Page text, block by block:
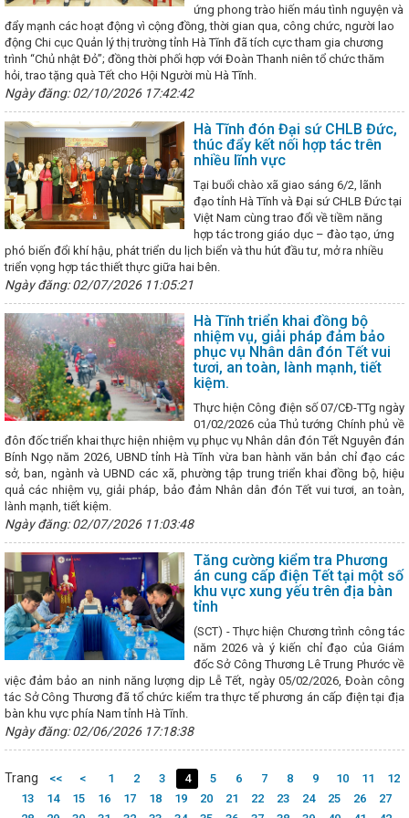
ban hành Chỉ thị về việc tiếp tục tăng cường công tác quản lý,
soát đặc biệt và các hóa chất nguy hiểm khác trong lĩnh vực công
công nghiệp nông thôn Hà Tĩnh thực hiện chuyển đổi số
Chúc
Ngày Doanh nhân Việt Nam (13/10)
Bộ trưởng Bộ Công
Chính phủ về Thương mại với Hoa Kỳ Nguyễn Hồng Diên tiếp Ngài
toàn quyền Hợp chúng quốc Hoa Kỳ tại Việt Nam
Thứ trưởng Nguyễn Hoàng Long trong khuôn khổ chuyến thăm cấp
của Tổng Bí thư Tô Lâm
Hôm nay Quốc hội thảo luận về
Hà Tĩnh có 9 sản phẩm đạt Ocop 4 sao năm 2025
Ban Thường vụ Đảng ủy UBND tỉnh
Hà Tĩnh hoàn thành sơ kết
bộ cấp huyện và tương đương
“Thương hiệu Quốc gia Việt
là Chủ đề cho ngày Thương hiệu Quốc gia năm 2024
Công
chức tiếp nhận Phó Chủ tịch Công đoàn ngành
Hội nghị tổng
khai nhiệm vụ 2026 của Đảng bộ Bộ Công Thương
Bộ Công
pháp hỗ trợ doanh nghiệp, đảm bảo cung ứng điện và xăng dầu
Lan tỏa niềm tin thực hiện thắng lợi các quyết sách chiến lược
nghiệp trong vấn đề xuất khẩu qua thương mại điện tử xuyên
trang trọng Lễ Kỷ niệm 260 năm Ngày sinh Đại thi hào Nguyễn Du
tổ chức chương trình workshop Trang điểm “Đánh thức vẻ đẹp
Việt Nam 20/10
81 năm xây dựng, chiến đấu và trưởng thành
Nam
Hội nghị BCH đánh giá kết quả hoạt động quý I, triển khai
động Tháng công nhân năm 2024
THÔNG BÁO TỔ CHỨC LỄ HỘI
HÀ TĨNH NĂM 2024
Phấn đấu chỉ số sản xuất công nghiệp Hà
CHÀO MỪNG 74 NĂM NGÀY TRUYỀN THỐNG NGÀNH CÔNG
14/5/2025)
Chủ tịch Quốc hội: Hoàn thành vị trí việc làm để cải
nổi các hoạt động kỷ niệm Ngày Phụ nữ Việt Nam 20/10 tại các
dựng thương hiệu, nhãn hiệu sản phẩm công nghiệp nông thôn;
chính sách về phát triển công nghiệp
Tập đoàn Vingroup hỗ
với trang thiết bị hiện đại
Bộ trưởng Nguyễn Hồng Diên báo
Luật Điện lực (sửa đổi)
quán triệt, triển khai Nghị quyết số 66 và Nghị quyết số 68
nghiệp Hà Tĩnh tại Hội nghị kết nối giao thương giữa doanh nghiệp 6
Việt Nam với doanh nghiệp xuất, nhập khẩu nước CHDCND Lào và
Công điện ứng phó với mưa lớn, áp thấp khả năng mạnh lên thành
2025/TT-BCT ngày 13/5/2025 của Bộ trưởng Bộ Công Thương quy
hoạch quản lý rủi ro trong khai thác khoáng sản
Tập trung hoàn
đơn giản hóa thủ tục hành chính, điều kiện kinh doanh
trực tuyến
AI đã “rất thật” ở Hà Tĩnh
Hà Tĩnh thành lập Cụm
với quy mô 40ha, vốn đầu tư hơn 200 tỷ đồng
Bộ Công
dân tổ chức Lễ khai trương chuyên trang Thương hiệu quốc gia Việt
số, Hà Tĩnh nâng cao chất lượng dịch vụ công trực tuyến
Sau
Việt Nam đều sở hữu một Sổ sức khoẻ điện tử trên ứng dụng
đạt tiến bộ tích cực khi kết thúc vòng đàm phán lần thứ 2 Hiệp định
đối ứng
Hội nghị Hội đồng Cộng đồng kinh tế ASEAN lần thứ 25
theo chỉ đạo của Chính phủ trong thực hiện Đề án 06
Kết nối
tế
Thành lập cụm công nghiệp thứ 3 trong năm 2025 trên địa
hoạt động hợp tác đào tạo và phát triển nguồn nhân lực chất
Thương
Sở Công Thương kiểm tra công tác chuẩn bị đóng điện
ứng phong trào hiến máu tình nguyện và
đẩy mạnh các hoạt động vì cộng đồng, thời gian qua, công chức, người lao
động Chi cục Quản lý thị trường tỉnh Hà Tĩnh đã tích cực tham gia chương
trình “Chủ nhật Đỏ”; đồng thời phối hợp với Đoàn Thanh niên tổ chức thăm
hỏi, trao tặng quà Tết cho Hội Người mù Hà Tĩnh.
Ngày đăng: 02/10/2026 17:42:42
Hà Tĩnh đón Đại sứ CHLB Đức,
thúc đẩy kết nối hợp tác trên
nhiều lĩnh vực
Tại buổi chào xã giao sáng 6/2, lãnh
đạo tỉnh Hà Tĩnh và Đại sứ CHLB Đức tại
Việt Nam cùng trao đổi về tiềm năng
hợp tác trong giáo dục – đào tạo, ứng
phó biến đổi khí hậu, phát triển du lịch biển và thu hút đầu tư, mở ra nhiều
triển vọng hợp tác thiết thực giữa hai bên.
Ngày đăng: 02/07/2026 11:05:21
Hà Tĩnh triển khai đồng bộ
nhiệm vụ, giải pháp đảm bảo
phục vụ Nhân dân đón Tết vui
tươi, an toàn, lành mạnh, tiết
kiệm.
Thực hiện Công điện số 07/CĐ-TTg ngày
01/02/2026 của Thủ tướng Chính phủ về
đôn đốc triển khai thực hiện nhiệm vụ phục vụ Nhân dân đón Tết Nguyên đán
Bính Ngọ năm 2026, UBND tỉnh Hà Tĩnh vừa ban hành văn bản chỉ đạo các
sở, ban, ngành và UBND các xã, phường tập trung triển khai đồng bộ, hiệu
quả các nhiệm vụ, giải pháp, bảo đảm Nhân dân đón Tết vui tươi, an toàn,
lành mạnh, tiết kiệm.
Ngày đăng: 02/07/2026 11:03:48
Tăng cường kiểm tra Phương
án cung cấp điện Tết tại một số
khu vực xung yếu trên địa bàn
tỉnh
(SCT) - Thực hiện Chương trình công tác
năm 2026 và ý kiến chỉ đạo của Giám
đốc Sở Công Thương Lê Trung Phước về
việc đảm bảo an ninh năng lượng dịp Lễ Tết, ngày 05/02/2026, Đoàn công
tác Sở Công Thương đã tổ chức kiểm tra thực tế phương án cấp điện tại địa
bàn khu vực phía Nam tỉnh Hà Tĩnh.
Ngày đăng: 02/06/2026 17:18:38
Trang << < 1 2 3 4 5 6 7 8 9 10 11
12
13
14 15 16 17 18 19 20 21 22 23 24 25 26
27